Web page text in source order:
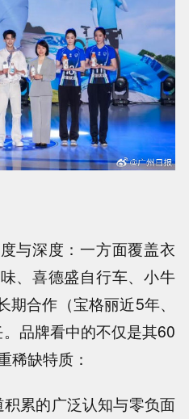
与深度：一方面覆盖衣
、喜德盛自行车、小牛
合作（宝格丽近5年、
品牌看中的不仅是其60
稀缺特质：
累的广泛认知与零负面